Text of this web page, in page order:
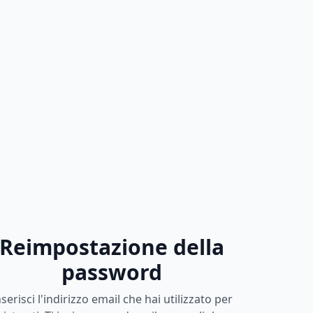
Reimpostazione della
password
l'indirizzo email che hai utilizzato per